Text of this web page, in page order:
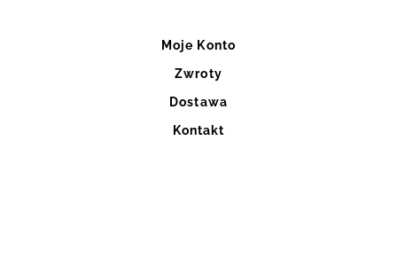
Moje Konto
Zwroty
Dostawa
Kontakt